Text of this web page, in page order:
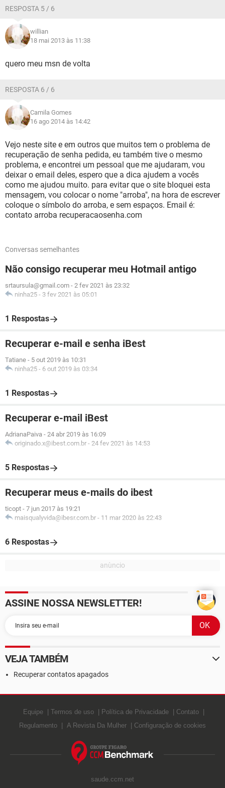
RESPOSTA 5 / 6
willian
18 mai 2013 às 11:38
quero meu msn de volta
RESPOSTA 6 / 6
Camila Gomes
16 ago 2014 às 14:42
Vejo neste site e em outros que muitos tem o problema de
recuperação de senha pedida, eu também tive o mesmo
problema, e encontrei um pessoal que me ajudaram, vou
deixar o email deles, espero que a dica ajudem a vocês
como me ajudou muito. para evitar que o site bloquei esta
mensagem, vou colocar o nome "arroba", na hora de escrever
coloque o símbolo do arroba, e sem espaços. Email é:
contato arroba recuperacaosenha.com
Conversas semelhantes
Não consigo recuperar meu Hotmail antigo
srtaursula@gmail.com - 2 fev 2021 às 23:32
ninha25 - 3 fev 2021 às 05:01
1 Respostas
Recuperar e-mail e senha iBest
Tatiane - 5 out 2019 às 10:31
ninha25 - 6 out 2019 às 03:34
1 Respostas
Recuperar e-mail iBest
AdrianaPaiva - 24 abr 2019 às 16:09
originado.x@ibest.com.br - 24 fev 2021 às 14:53
5 Respostas
Recuperar meus e-mails do ibest
ticopt - 7 jun 2017 às 19:21
maisqualyvida@ibesr.com.br - 11 mar 2020 às 22:43
6 Respostas
ASSINE NOSSA NEWSLETTER!
VEJA TAMBÉM
Recuperar contatos apagados
Equipe Termos de uso Política de Privacidade
Contato
Regulamento
A Revista Da Mulher Configuração de cookies
saude.ccm.net